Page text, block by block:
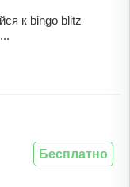
к bingo blitz
Бесплатно